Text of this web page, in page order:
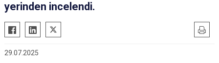
yerinden incelendi.
29.07.2025